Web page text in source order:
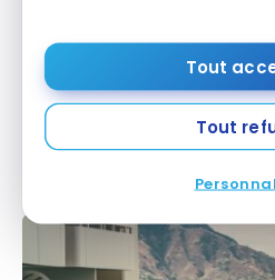
Tout
Tout
États-Unis : les meilleures
DESTINATIONS
États-Unis : les meilleures
17 février 2024